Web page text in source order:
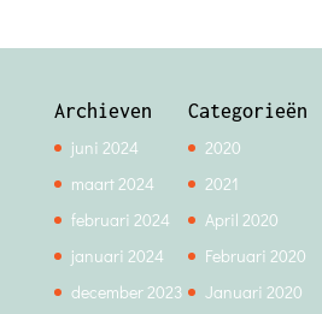
Archieven
juni 2024
maart 2024
februari 2024
januari 2024
december 2023
Categorieën
2020
2021
April 2020
Februari 2020
Januari 2020